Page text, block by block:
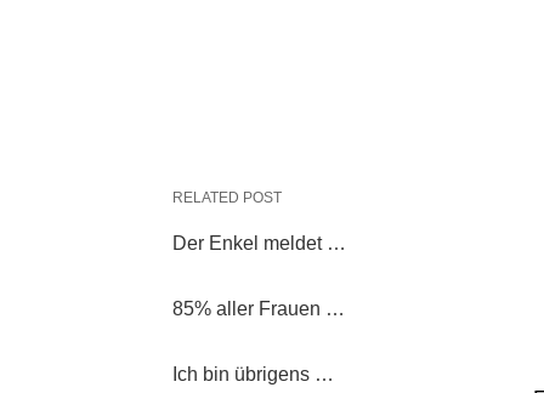
RELATED POST
Der Enkel meldet …
85% aller Frauen …
Ich bin übrigens …